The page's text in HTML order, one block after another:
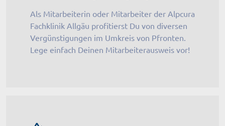
Als Mitarbeiterin oder Mitarbeiter der Alpcura
Fachklinik Allgäu profitierst Du von diversen
Vergünstigungen im Umkreis von Pfronten.
Lege einfach Deinen Mitarbeiterausweis vor!